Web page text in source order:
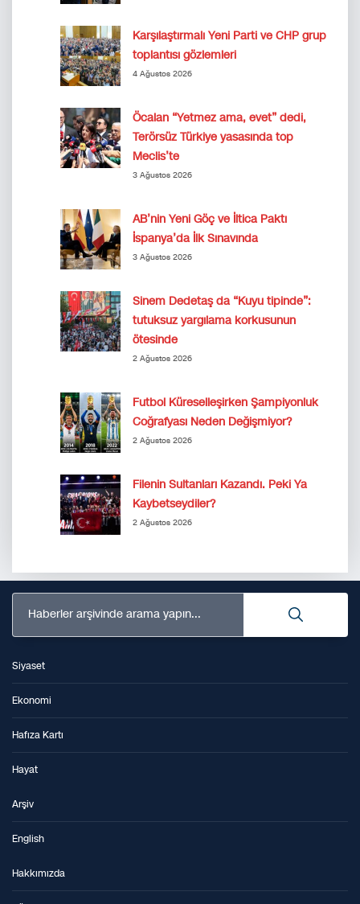
Karşılaştırmalı Yeni Parti ve CHP grup
toplantısı gözlemleri
4 Ağustos 2026
Öcalan “Yetmez ama, evet” dedi,
Terörsüz Türkiye yasasında top
Meclis’te
3 Ağustos 2026
AB’nin Yeni Göç ve İltica Paktı
İspanya’da İlk Sınavında
3 Ağustos 2026
Sinem Dedetaş da “Kuyu tipinde”:
tutuksuz yargılama korkusunun
ötesinde
2 Ağustos 2026
Futbol Küreselleşirken Şampiyonluk
Coğrafyası Neden Değişmiyor?
2 Ağustos 2026
Filenin Sultanları Kazandı. Peki Ya
Kaybetseydiler?
2 Ağustos 2026
Haberler arşivinde arama yapın...
Siyaset
Ekonomi
Hafıza Kartı
Hayat
Arşiv
English
Hakkımızda